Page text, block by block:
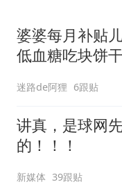
婆婆每月补贴
低血糖吃块饼
迷路de阿狸 6跟贴
讲真，是球网
的！！！
新媒体 39跟贴